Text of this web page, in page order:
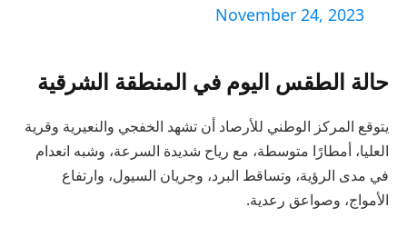
November 24, 2023
حالة الطقس اليوم في المنطقة الشرقية
يتوقع المركز الوطني للأرصاد أن تشهد الخفجي والنعيرية وقرية
العليا، أمطارًا متوسطة، مع رياح شديدة السرعة، وشبه انعدام
في مدى الرؤية، وتساقط البرد، وجريان السيول، وارتفاع
الأمواج، وصواعق رعدية.